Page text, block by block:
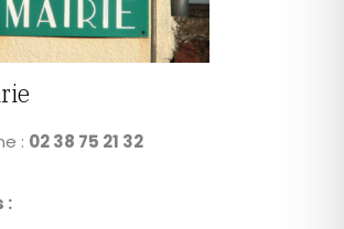
: 02 38 75 21 32
: